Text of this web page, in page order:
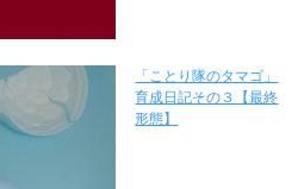
「ことり隊のタマゴ」
育成日記その３【最終
形態】